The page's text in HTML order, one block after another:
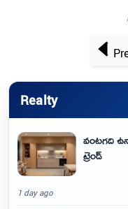
Realty
వంటగది
ట్రెండ్
1 day ago